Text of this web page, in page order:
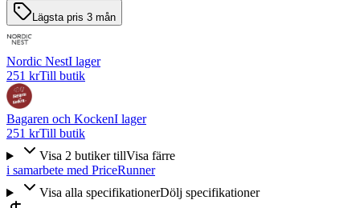
Lägsta pris 3 mån
Nordic NestI lager
251 krTill butik
Bagaren och KockenI lager
251 krTill butik
Visa 2 butiker tillVisa färre
i samarbete med PriceRunner
Visa alla specifikationerDölj specifikationer